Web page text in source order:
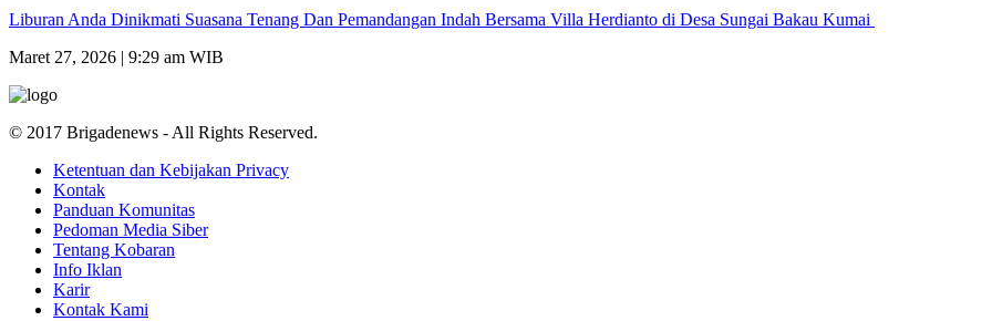
Liburan Anda Dinikmati Suasana Tenang Dan Pemandangan Indah Bersama Villa Herdianto di Desa Sungai Bakau Kumai
Maret 27, 2026 | 9:29 am WIB
© 2017 Brigadenews - All Rights Reserved.
Ketentuan dan Kebijakan Privacy
Kontak
Panduan Komunitas
Pedoman Media Siber
Tentang Kobaran
Info Iklan
Karir
Kontak Kami